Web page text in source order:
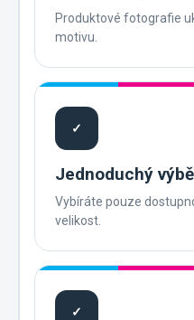
Produktové fotografie
motivu.
✓
Jednoduchý
Vybíráte pouze
velikost.
✓